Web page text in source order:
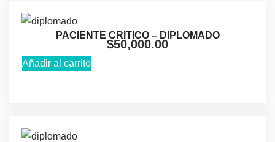
PACIENTE CRITICO – DIPLOMADO
$50,000.00
Añadir al carrito